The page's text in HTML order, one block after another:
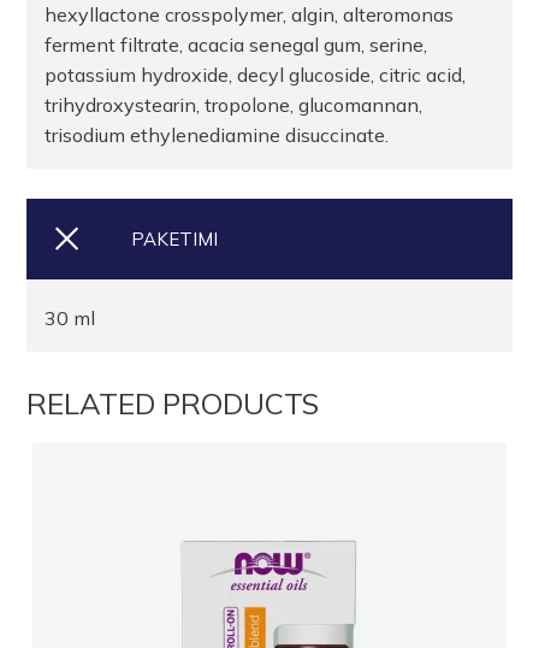
hexyllactone crosspolymer, algin, alteromonas
ferment filtrate, acacia senegal gum, serine,
potassium hydroxide, decyl glucoside, citric acid,
trihydroxystearin, tropolone, glucomannan,
trisodium ethylenediamine disuccinate.
PAKETIMI
30 ml
RELATED PRODUCTS